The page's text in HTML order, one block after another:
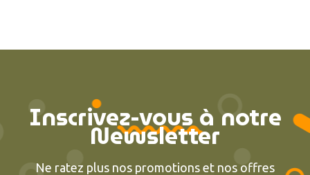
Inscrivez-vous à notre
Newsletter
Ne ratez plus nos promotions et nos offres